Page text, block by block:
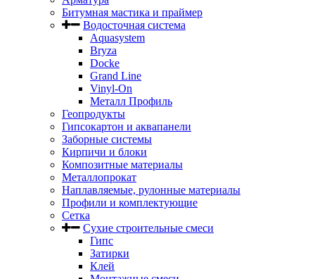
Битумная мастика и праймер
Водосточная система
Aquasystem
Bryza
Docke
Grand Line
Vinyl-On
Металл Профиль
Геопродукты
Гипсокартон и аквапанели
Заборные системы
Кирпичи и блоки
Композитные материалы
Металлопрокат
Наплавляемые, рулонные материалы
Профили и комплектующие
Сетка
Сухие строительные смеси
Гипс
Затирки
Клей